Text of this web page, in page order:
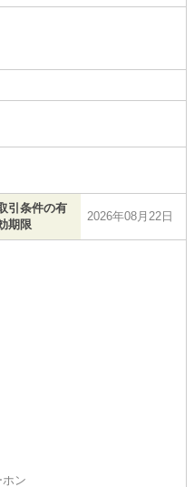
引条件の有
期限
2026年08月22日
ン